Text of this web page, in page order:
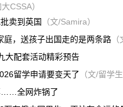
CSSA）
卖到英国
（文/Samira）
庭，送孩子出国走的是两条路
大配套活动精彩预告
留学申请要变天了 （文/留学
……全网炸锅了